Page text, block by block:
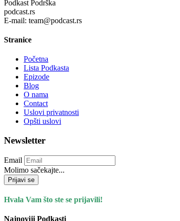
Podkast Podrška
podcast.rs
E-mail: team@podcast.rs
Stranice
Početna
Lista Podkasta
Epizode
Blog
O nama
Contact
Uslovi privatnosti
Opšti uslovi
Newsletter
Email
Molimo sačekajte...
Prijavi se
Hvala Vam što ste se prijavili!
Najnoviji Podkasti